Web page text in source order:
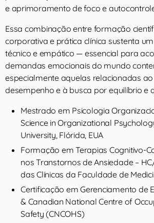
e aprimoramento de foco e
Essa combinação entre formação
corporativa e prática clínica sustenta
técnico e empático — essencial para
demandas emocionais do mundo
especialmente aquelas relacionadas
desempenho e à busca por equilíbrio e
Mestrado em Psicologia
Science in Organizational
University, Flórida, EUA
Formação em Terapias Cognitivo-
nos Transtornos de Ansiedade –
das Clínicas da Faculdade de
Certificação em Gerenciamento de
& Canadian National Centre of
Safety (CNCOHS)